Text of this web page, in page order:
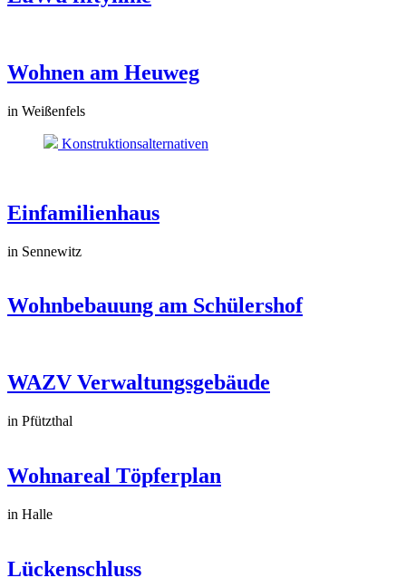
Wohnen am Heuweg
in Weißenfels
Konstruktionsalternativen
Einfamilienhaus
in Sennewitz
Wohnbebauung am Schülershof
WAZV Verwaltungsgebäude
in Pfützthal
Wohnareal Töpferplan
in Halle
Lückenschluss